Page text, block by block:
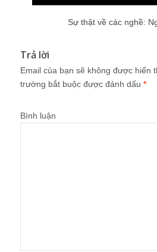
Sự thật về các nghề:
Trả lời
Email của bạn sẽ không được hiển
trường bắt buộc được đánh dấu *
Bình luận